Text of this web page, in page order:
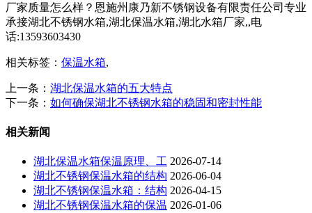
厂家质量怎么样？恩施州康乃新不锈钢设备有限责任公司专业
承接湖北不锈钢水箱,湖北保温水箱,湖北水箱厂家,,电
话:13593603430
相关标签： 保温水箱,
上一条： 湖北保温水箱的五大特点
下一条： 如何确保湖北不锈钢水箱的稳固和密封性能
相关新闻
湖北保温水箱保温原理、工 2026-07-14
湖北不锈钢保温水箱的结构 2026-06-04
湖北不锈钢保温水箱：结构 2026-04-15
湖北不锈钢保温水箱的保温 2026-01-06